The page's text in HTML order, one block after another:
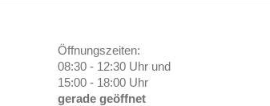
Öffnungszeiten:
08:30 - 12:30 Uhr und
15:00 - 18:00 Uhr
gerade geöffnet